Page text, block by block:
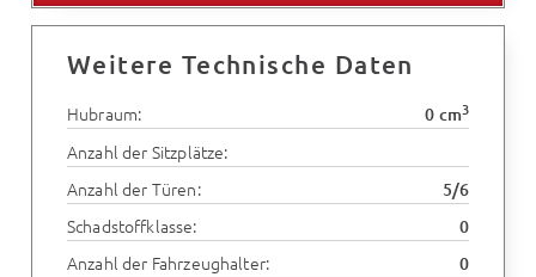
Weitere Technische Daten
Hubraum: 0 cm3
Anzahl der Sitzplätze:
Anzahl der Türen:
5/6
Schadstoffklasse: 0
Anzahl der Fahrzeughalter: 0